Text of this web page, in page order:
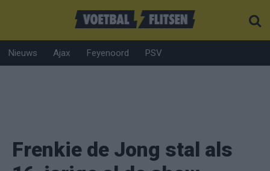
Nieuws Ajax Feyenoord PSV
Frenkie de Jong stal als